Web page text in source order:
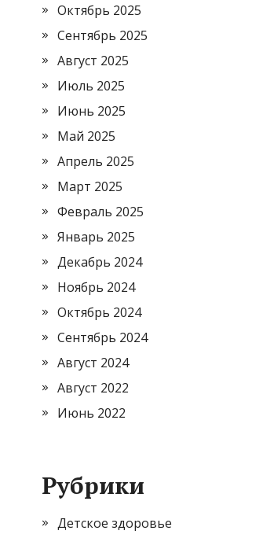
Октябрь 2025
Сентябрь 2025
Август 2025
Июль 2025
Июнь 2025
Май 2025
Апрель 2025
Март 2025
Февраль 2025
Январь 2025
Декабрь 2024
Ноябрь 2024
Октябрь 2024
Сентябрь 2024
Август 2024
Август 2022
Июнь 2022
Рубрики
Детское здоровье